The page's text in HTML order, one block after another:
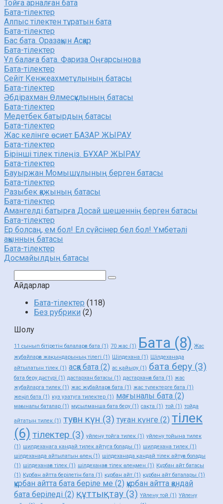
Тойға арналған бата
Бата-тілектер
Алпыс тілектен тұратын бата
Бата-тілектер
Бас бата. Оразақын Асқар
Бата-тілектер
Ұл балаға бата. Фариза Оңғарсынова
Бата-тілектер
Сейіт Кенжеахметұлының батасы
Бата-тілектер
Әбдірахман Өлмесқұлының батасы
Бата-тілектер
Медетбек батырдың батасы
Бата-тілектер
Жас келінге өсиет БАЗАР ЖЫРАУ
Бата-тілектер
Бірінші тілек тілеңіз. БҰХАР ЖЫРАУ
Бата-тілектер
Бауыржан Момышұлының берген батасы
Бата-тілектер
Разыбек қажының батасы
Бата-тілектер
Амангелді батырға Досай шешеннің берген батасы
Бата-тілектер
Ер болсаң, ем бол! Ел сүйсінер бел бол! Үмбетәлі
ақынның батасы
Бата-тілектер
Досмайылдың батасы
Айдарлар
Бата-тілектер (118)
Без рубрики (2)
Шолу
11 сынып бітіретін балаларға бата (1) 70 жас (1) Бата (8) Жас
жұбайларға жақындарының тілегі (1) Шілдехана (1) Шілдеханада
айтылатын тілек (1) асқа бата (2) ас қайыру (1) бата беру (3)
бата беру дәстүрі (1) дастархан батасы (1) дастарханға бата (1) жас
жубайларга тилек (1) жас жұбайларға бата (1) жас түлектерге бата (1)
жеңіл бата (1) куз узатуга тилектер (1) мағыналы бата (2)
мағыналы баталар (1) мұсылманша бата беру (1) сақта (1) той (1) тойда
айтатын тилек (1) туған күн (3) туған күнге (2) тілек
(6) тілектер (3) уйлену тойга тилек (1) уйлену тойына тилек
(1) шилдеханага кандай тилек айтуга болады (1) шилдехана тилек (1)
шілдеханада айтылатын өлең (1) шілдеханада қандай тілек айтуға болады
(1) шілдеханаға тілек (1) шілдеханаға тілек өлеңмен (1) Құрбан айт батасы
(1) Құрбан айтта берілетін бата (1) құрбан айт (1) құрбан айт баталары (1)
құрбан айтта бата беріле ме (2) құрбан айтта қандай
бата беріледі (2) құттықтау (3) Үйлену той (1) Үйлену